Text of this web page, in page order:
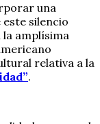
una
silencio
amplísima
relativa a la
.